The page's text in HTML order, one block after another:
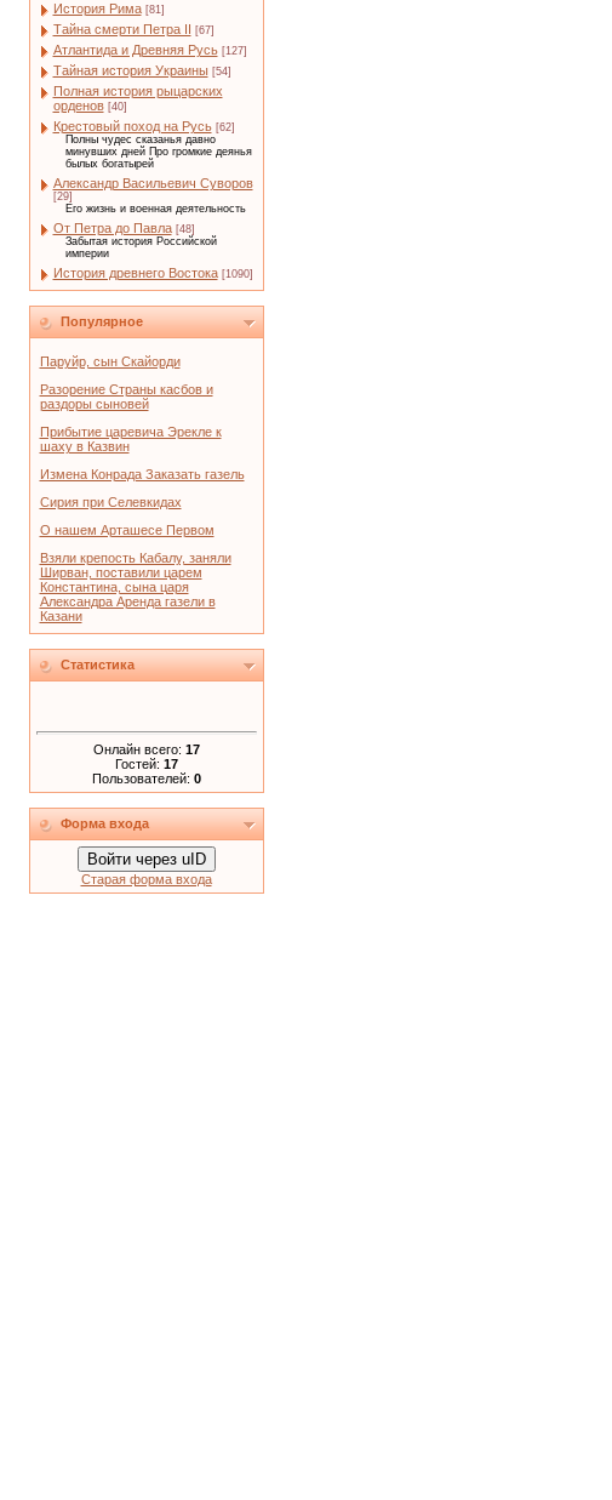
История Рима [81]
Тайна смерти Петра II [67]
Атлантида и Древняя Русь [127]
Тайная история Украины [54]
Полная история рыцарских
орденов [40]
Крестовый поход на Русь [62]
Полны чудес сказанья давно
минувших дней Про громкие деянья
былых богатырей
Александр Васильевич Суворов
[29]
Его жизнь и военная деятельность
От Петра до Павла [48]
Забытая история Российской
империи
История древнего Востока [1090]
Популярное
Паруйр, сын Скайорди
Разорение Страны касбов и
раздоры сыновей
Прибытие царевича Эрекле к
шаху в Казвин
Измена Конрада Заказать газель
Сирия при Селевкидах
О нашем Арташесе Первом
Взяли крепость Кабалу, заняли
Ширван, поставили царем
Константина, сына царя
Александра Аренда газели в
Казани
Статистика
Онлайн всего: 17
Гостей: 17
Пользователей: 0
Форма входа
Войти через uID
Старая форма входа